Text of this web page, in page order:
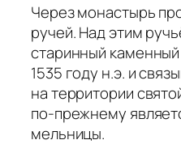
Через монастырь
ручей. Над этим
старинный
1535 году н.э. и
на территории
по-прежнему
мельницы.